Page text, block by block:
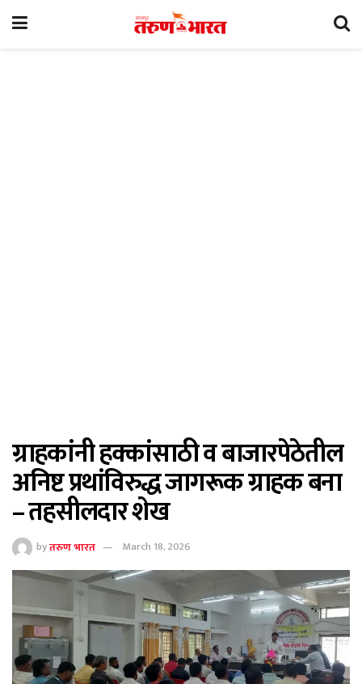
ग्राहकांनी हक्कांसाठी व बाजारपेठेतील
अनिष्ट प्रथांविरुद्ध जागरूक ग्राहक बना
– तहसीलदार शेख
byतरुण भारत March 18, 2026